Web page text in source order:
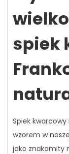
spiek
Spiek
wzorem w
jako znakomity